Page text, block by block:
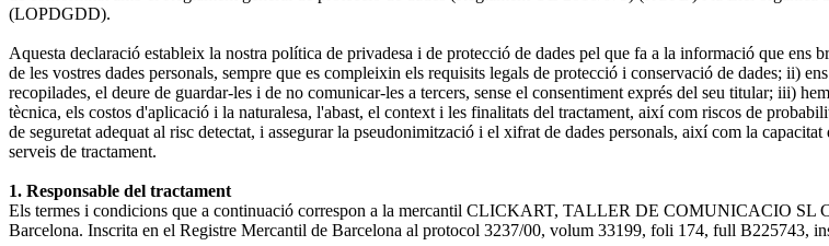
(LOPDGDD).
Aquesta declaració estableix la nostra política de privadesa i de protecció de dades pel que fa a la informació que
de les vostres dades personals, sempre que es compleixin els requisits legals de protecció i conservació de dades; ii)
recopilades, el deure de guardar-les i de no comunicar-les a tercers, sense el consentiment exprés del seu titular; iii)
tècnica, els costos d'aplicació i la naturalesa, l'abast, el context i les finalitats del tractament, així com riscos de
de seguretat adequat al risc detectat, i assegurar la pseudonimització i el xifrat de dades personals, així com la
serveis de tractament.
1. Responsable del tractament
Els termes i condicions que a continuació correspon a la mercantil CLICKART, TALLER DE COMUNICACIO SL
Barcelona. Inscrita en el Registre Mercantil de Barcelona al protocol 3237/00, volum 33199, foli 174, full B225743,